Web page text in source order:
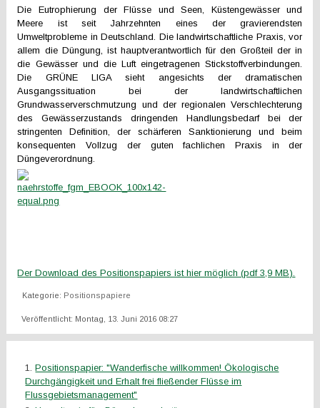
Die Eutrophierung der Flüsse und Seen, Küstengewässer und
Meere ist seit Jahrzehnten eines der gravierendsten
Umweltprobleme in Deutschland. Die landwirtschaftliche Praxis, vor
allem die Düngung, ist hauptverantwortlich für den Großteil der in
die Gewässer und die Luft eingetragenen Stickstoffverbindungen.
Die GRÜNE LIGA sieht angesichts der dramatischen
Ausgangssituation bei der landwirtschaftlichen
Grundwasserverschmutzung und der regionalen Verschlechterung
des Gewässerzustands dringenden Handlungsbedarf bei der
stringenten Definition, der schärferen Sanktionierung und beim
konsequenten Vollzug der guten fachlichen Praxis in der
Düngeverordnung.
Der Download des Positionspapiers ist hier möglich (pdf 3,9 MB).
Kategorie: Positionspapiere
Veröffentlicht: Montag, 13. Juni 2016 08:27
Positionspapier: "Wanderfische willkommen! Ökologische
Durchgängigkeit und Erhalt frei fließender Flüsse im
Flussgebietsmanagement"